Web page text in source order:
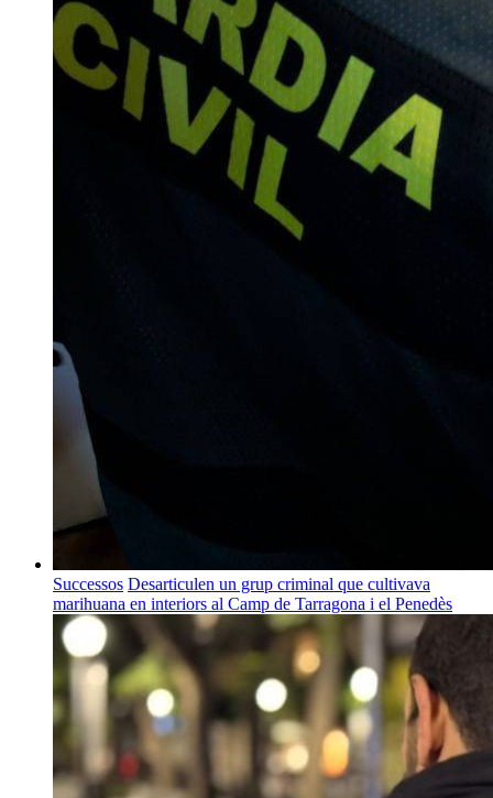
Successos Desarticulen un grup criminal que cultivava
marihuana en interiors al Camp de Tarragona i el Penedès